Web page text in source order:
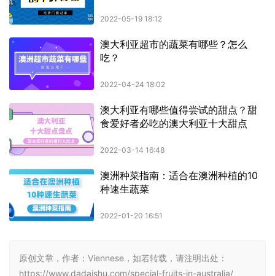
原创文章，作者：Viennese，如若转载，请注明出处：
https://www.dadaishu.com/special-fruits-in-australia/